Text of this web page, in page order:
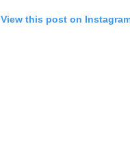
View this post on